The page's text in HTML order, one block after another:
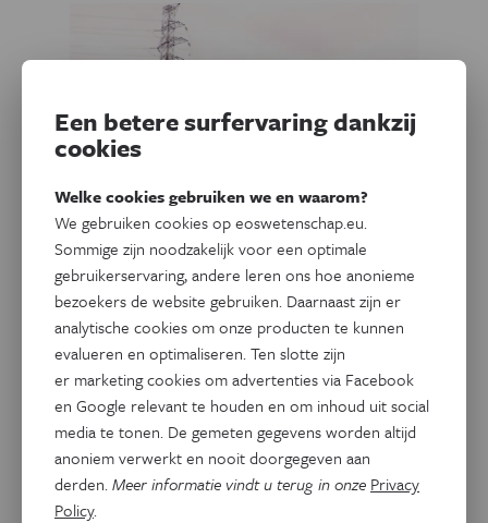
Vlog Technologie
Klimmen op een
hoogspanningsmast
In deze aflevering van Weet je Watt? gaat Jacotte een dag
op stap met Engie en ziet ze hoe die felgekleurde bollen
aan de hoge hoogspanningskabels geraken. Niet kijken als
je hoogtevrees hebt!
Een betere surfervaring dankzij
cookies
Welke cookies gebruiken we en waarom?
We gebruiken cookies op eoswetenschap.eu.
Sommige zijn noodzakelijk voor een optimale
gebruikerservaring, andere leren ons hoe anonieme
bezoekers de website gebruiken. Daarnaast zijn er
analytische cookies om onze producten te kunnen
evalueren en optimaliseren. Ten slotte zijn
er marketing cookies om advertenties via Facebook
en Google relevant te houden en om inhoud uit social
media te tonen. De gemeten gegevens worden altijd
anoniem verwerkt en nooit doorgegeven aan
derden.Meer informatie vindt u terug in onze Privacy
Policy.